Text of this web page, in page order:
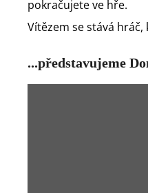
pokračujete ve hře.
Vítězem se stává
...představujeme